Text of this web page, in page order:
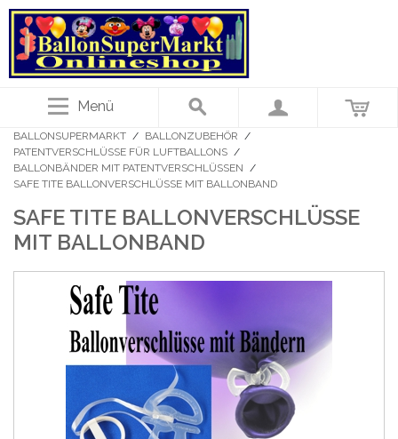
Menü
BALLONSUPERMARKT / BALLONZUBEHÖR /
PATENTVERSCHLÜSSE FÜR LUFTBALLONS /
BALLONBÄNDER MIT PATENTVERSCHLÜSSEN /
SAFE TITE BALLONVERSCHLÜSSE MIT BALLONBAND
SAFE TITE BALLONVERSCHLÜSSE
MIT BALLONBAND